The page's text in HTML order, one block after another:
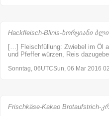
Hackfleisch-Blinis-ხორციანი
[…] Fleischfüllung: Zwiebel im Öl
und Pfeffer würzen, Reis
Sonntag, 06UTCSun, 06 Mar 2016
Frischkäse-Kakao Brotaufstrich-